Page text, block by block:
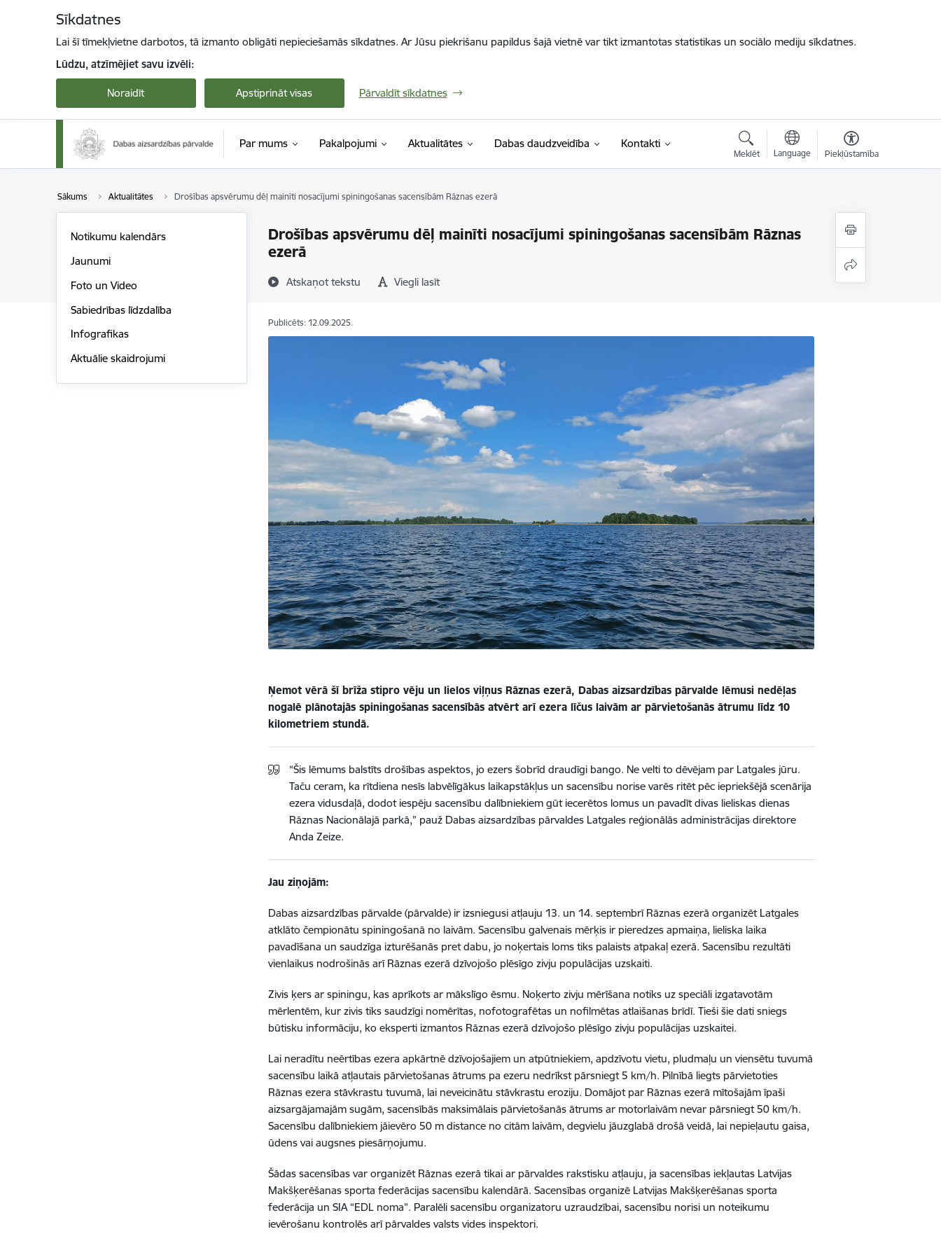
Sīkdatnes
Lai šī tīmekļvietne darbotos, tā izmanto obligāti nepieciešamās sīkdatnes. Ar Jūsu piekrišanu papildus šajā vietnē var tikt izmantotas statistikas un sociālo mediju sīkdatnes.
Lūdzu, atzīmējiet savu izvēli:
Noraidīt Apstiprināt visas Pārvaldīt sīkdatnes
Par mums Pakalpojumi Aktualitātes Dabas daudzveidība Kontakti
Meklēt Language Piekļūstamība
Sākums Aktualitātes Drošības apsvērumu dēļ mainīti nosacījumi spiningošanas sacensībām Rāznas ezerā
Drošības apsvērumu dēļ mainīti nosacījumi spiningošanas sacensībām Rāznas
ezerā
Atskaņot tekstu Viegli lasīt
Notikumu kalendārs
Jaunumi
Foto un Video
Sabiedrības līdzdalība
Infografikas
Aktuālie skaidrojumi
Publicēts: 12.09.2025.
Ņemot vērā šī brīža stipro vēju un lielos viļņus Rāznas ezerā, Dabas aizsardzības pārvalde lēmusi nedēļas
nogalē plānotajās spiningošanas sacensībās atvērt arī ezera līčus laivām ar pārvietošanās ātrumu līdz 10
kilometriem stundā.
“Šis lēmums balstīts drošības aspektos, jo ezers šobrīd draudīgi bango. Ne velti to dēvējam par Latgales jūru.
Taču ceram, ka rītdiena nesīs labvēlīgākus laikapstākļus un sacensību norise varēs ritēt pēc iepriekšējā scenārija
ezera vidusdaļā, dodot iespēju sacensību dalībniekiem gūt iecerētos lomus un pavadīt divas lieliskas dienas
Rāznas Nacionālajā parkā,” pauž Dabas aizsardzības pārvaldes Latgales reģionālās administrācijas direktore
Anda Zeize.
Jau ziņojām:
Dabas aizsardzības pārvalde (pārvalde) ir izsniegusi atļauju 13. un 14. septembrī Rāznas ezerā organizēt Latgales
atklāto čempionātu spiningošanā no laivām. Sacensību galvenais mērķis ir pieredzes apmaiņa, lieliska laika
pavadīšana un saudzīga izturēšanās pret dabu, jo noķertais loms tiks palaists atpakaļ ezerā. Sacensību rezultāti
vienlaikus nodrošinās arī Rāznas ezerā dzīvojošo plēsīgo zivju populācijas uzskaiti.
Zivis ķers ar spiningu, kas aprīkots ar mākslīgo ēsmu. Noķerto zivju mērīšana notiks uz speciāli izgatavotām
mērlentēm, kur zivis tiks saudzīgi nomērītas, nofotografētas un nofilmētas atlaišanas brīdī. Tieši šie dati sniegs
būtisku informāciju, ko eksperti izmantos Rāznas ezerā dzīvojošo plēsīgo zivju populācijas uzskaitei.
Lai neradītu neērtības ezera apkārtnē dzīvojošajiem un atpūtniekiem, apdzīvotu vietu, pludmaļu un viensētu tuvumā
sacensību laikā atļautais pārvietošanas ātrums pa ezeru nedrīkst pārsniegt 5 km/h. Pilnībā liegts pārvietoties
Rāznas ezera stāvkrastu tuvumā, lai neveicinātu stāvkrastu eroziju. Domājot par Rāznas ezerā mītošajām īpaši
aizsargājamajām sugām, sacensībās maksimālais pārvietošanās ātrums ar motorlaivām nevar pārsniegt 50 km/h.
Sacensību dalībniekiem jāievēro 50 m distance no citām laivām, degvielu jāuzglabā drošā veidā, lai nepieļautu gaisa,
ūdens vai augsnes piesārņojumu.
Šādas sacensības var organizēt Rāznas ezerā tikai ar pārvaldes rakstisku atļauju, ja sacensības iekļautas Latvijas
Makšķerēšanas sporta federācijas sacensību kalendārā. Sacensības organizē Latvijas Makšķerēšanas sporta
federācija un SIA “EDL noma”. Paralēli sacensību organizatoru uzraudzībai, sacensību norisi un noteikumu
ievērošanu kontrolēs arī pārvaldes valsts vides inspektori.